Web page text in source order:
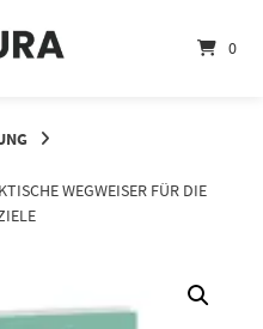
0
WEGWEISER FÜR DIE